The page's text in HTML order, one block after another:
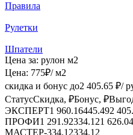
Правила
Рулетки
Шпатели
Цена за: рулон м2
Цена: 775₽/ м2
скидка и бонус до2 405.65 ₽/
СтатусСкидка, ₽Бонус, ₽
ЭКСПЕРТ1 960.16445.492
ПРОФИ1 291.92334.121 626.04
МАСТЕР-334.12334.12